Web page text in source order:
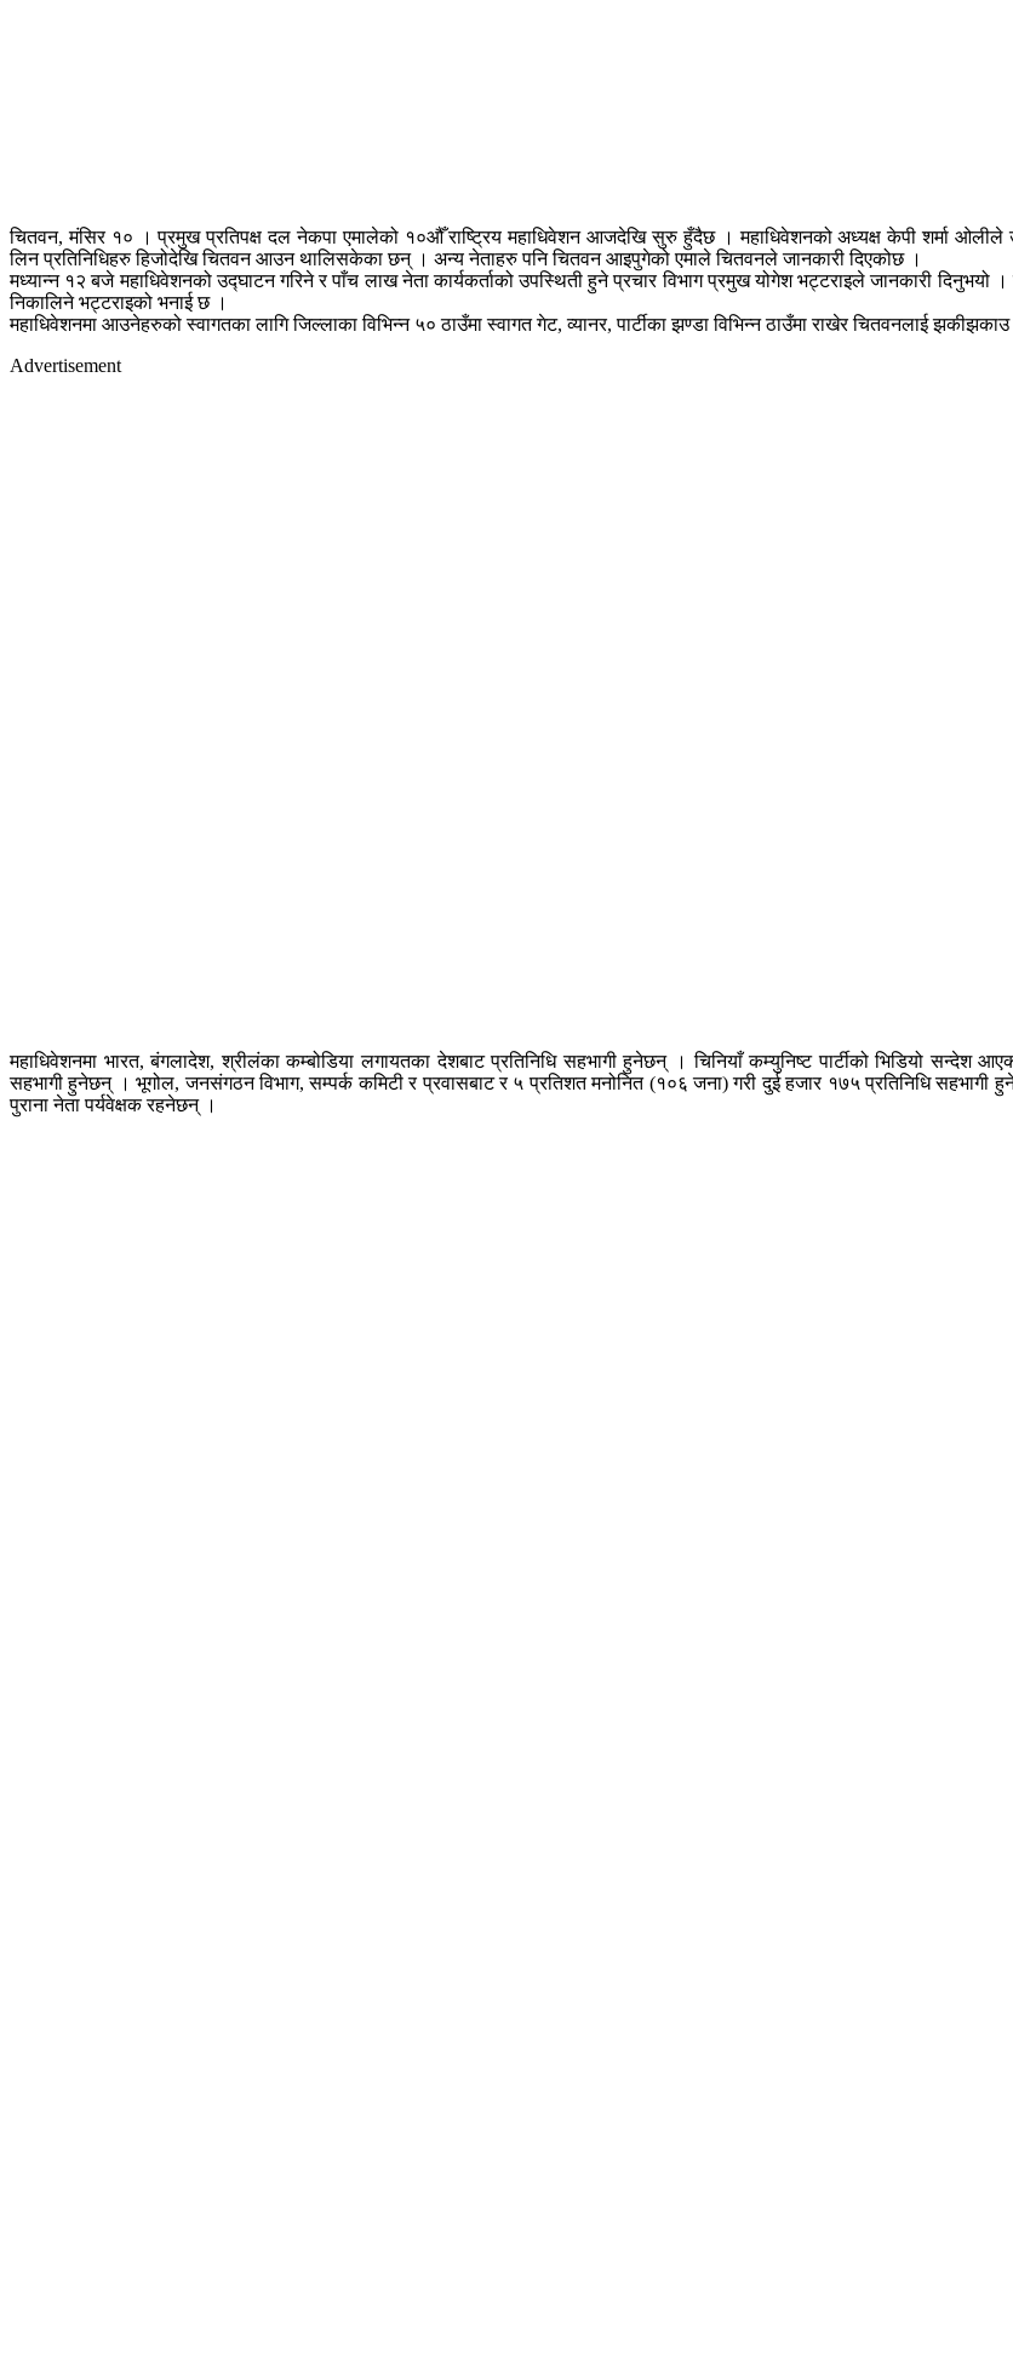
चितवन, मंसिर १० । प्रमुख प्रतिपक्ष दल नेकपा एमालेको १०औँ राष्ट्रिय महाधिवेशन आजदेखि सुरु हुँदैछ । महाधिवेशनको अध्यक्ष केपी शर्मा ओलीले
लिन प्रतिनिधिहरु हिजोदेखि चितवन आउन थालिसकेका छन् । अन्य नेताहरु पनि चितवन आइपुगेको एमाले चितवनले जानकारी दिएकोछ ।
मध्यान्न १२ बजे महाधिवेशनको उद्घाटन गरिने र पाँच लाख नेता कार्यकर्ताको उपस्थिती हुने प्रचार विभाग प्रमुख योगेश भट्टराइले जानकारी
निकालिने भट्टराइको भनाई छ ।
महाधिवेशनमा आउनेहरुको स्वागतका लागि जिल्लाका विभिन्न ५० ठाउँमा स्वागत गेट, व्यानर, पार्टीका झण्डा विभिन्न ठाउँमा राखेर चितवनलाई
Advertisement
महाधिवेशनमा भारत, बंगलादेश, श्रीलंका कम्बोडिया लगायतका देशबाट प्रतिनिधि सहभागी हुनेछन् । चिनियाँ कम्युनिष्ट पार्टीको भिडियो सन्देश
सहभागी हुनेछन् । भूगोल, जनसंगठन विभाग, सम्पर्क कमिटी र प्रवासबाट र ५ प्रतिशत मनोनित (१०६ जना) गरी दुई हजार १७५ प्रतिनिधि
पुराना नेता पर्यवेक्षक रहनेछन् ।